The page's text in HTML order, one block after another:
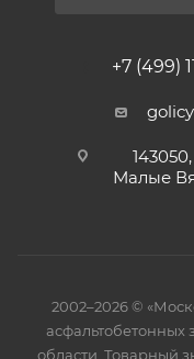
+7 (499)
Малые
2002–2026 ©
асфальтобетонных
области. Товарный